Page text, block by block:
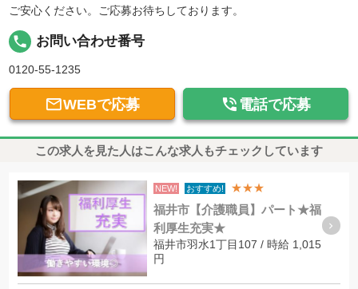
ご安心ください。ご応募お待ちしております。
local_phone お問い合わせ番号
0120-55-1235
WEBで応募  電話で応募
この求人を見た人はこんな求人もチェックしています
NEW! おすすめ! ★★★
福井市【介護職員】パート★福
利厚生充実★
福井市羽水1丁目107 / 時給 1,015
円